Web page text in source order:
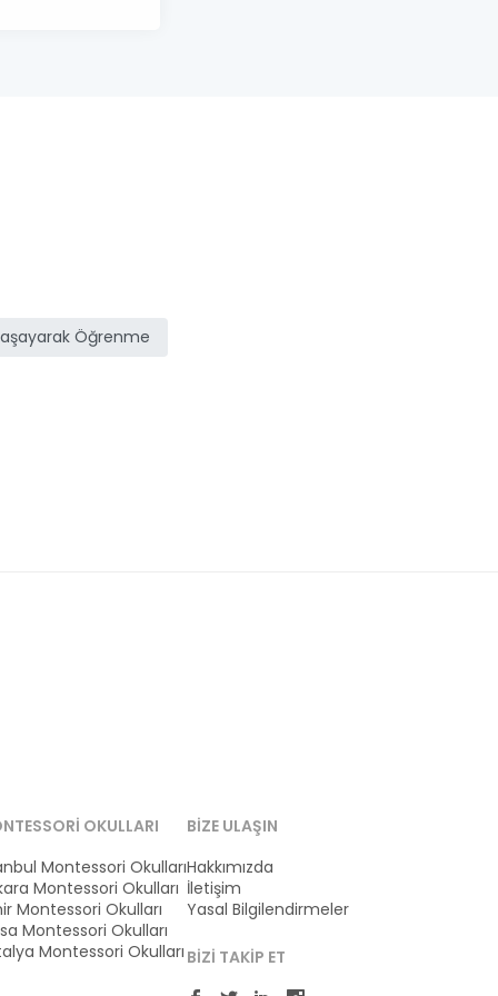
Öğrenme
OKULLARI
Montessori Okulları
Montessori Okulları
Montessori Okulları
Montessori Okulları
Montessori Okulları
BIZE ULAŞIN
Hakkımızda
İletişim
Yasal Bilgilendirmeler
BIZI TAKIP ET